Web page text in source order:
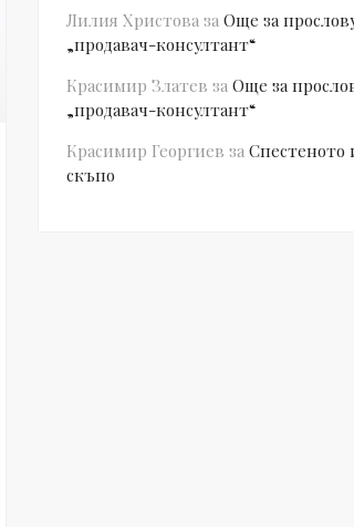
Лилия Христова за Още за
„продавач-консултант“
Красимир Златев за Още за
„продавач-консултант“
Красимир Георгиев за Спестеното
скъпо